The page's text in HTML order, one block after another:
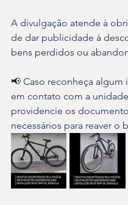
A divulgação atende à
de dar publicidade à
bens perdidos ou
📢 Caso reconheça algum
em contato com a
providencie os
necessários para reaver o